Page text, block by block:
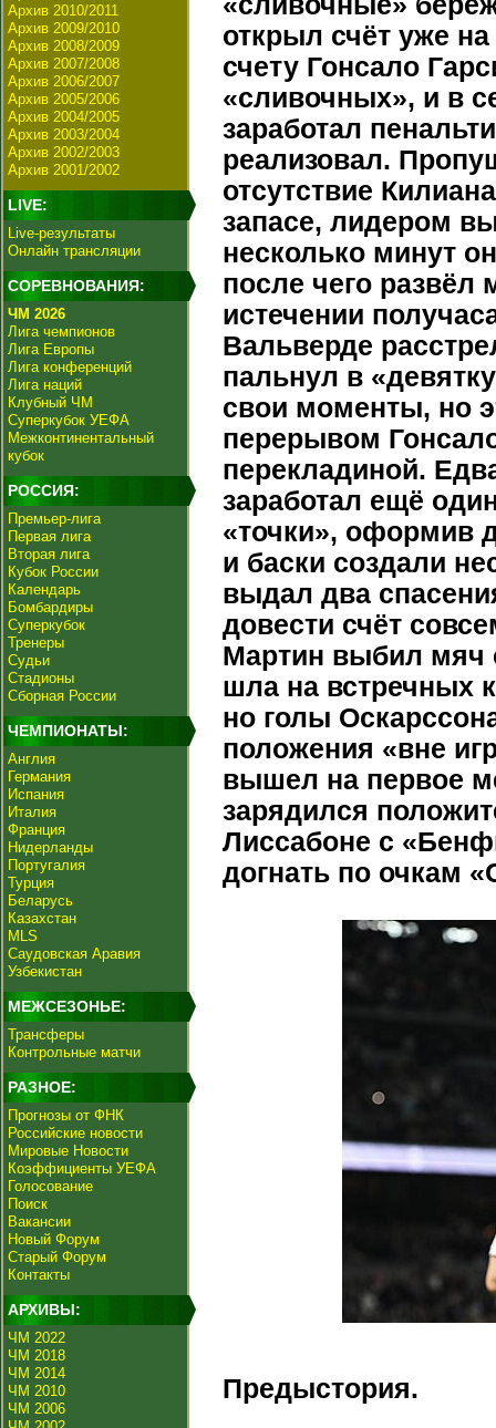
Архив 2010/2011
Архив 2009/2010
Архив 2008/2009
Архив 2007/2008
Архив 2006/2007
Архив 2005/2006
Архив 2004/2005
Архив 2003/2004
Архив 2002/2003
Архив 2001/2002
LIVE:
Live-результаты
Онлайн трансляции
СОРЕВНОВАНИЯ:
ЧМ 2026
Лига чемпионов
Лига Европы
Лига конференций
Лига наций
Клубный ЧМ
Суперкубок УЕФА
Межконтинентальный
кубок
РОССИЯ:
Премьер-лига
Первая лига
Вторая лига
Кубок России
Календарь
Бомбардиры
Суперкубок
Тренеры
Судьи
Стадионы
Сборная России
ЧЕМПИОНАТЫ:
Англия
Германия
Испания
Италия
Франция
Нидерланды
Португалия
Турция
Беларусь
Казахстан
MLS
Саудовская Аравия
Узбекистан
МЕЖСЕЗОНЬЕ:
Трансферы
Контрольные матчи
РАЗНОЕ:
Прогнозы от ФНК
Российские новости
Мировые Новости
Коэффициенты УЕФА
Голосование
Поиск
Вакансии
Новый Форум
Старый Форум
Контакты
АРХИВЫ:
ЧМ 2022
ЧМ 2018
ЧМ 2014
ЧМ 2010
ЧМ 2006
открыл счёт уже
счету Гонсало
«сливочных», и в
заработал
реализовал.
отсутствие
запасе, лидером
несколько минут
после чего развёл
истечении
Вальверде
пальнул в
свои моменты, но
перерывом
перекладиной.
заработал ещё
«точки», оформив
и баски создали
выдал два
довести счёт
Мартин выбил мяч
шла на встречных
но голы
положения «вне
вышел на первое
зарядился
Лиссабоне с
догнать по очкам
Предыстория.